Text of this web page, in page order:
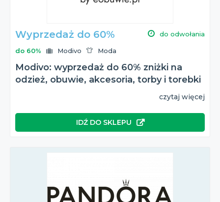
Wyprzedaż do 60% do odwołania
do 60% Modivo Moda
Modivo: wyprzedaż do 60% zniżki na
odzież, obuwie, akcesoria, torby i torebki
czytaj więcej
IDŹ DO SKLEPU